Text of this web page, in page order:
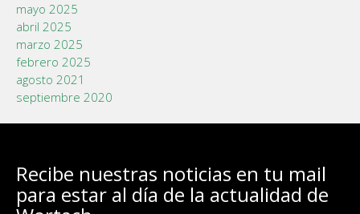
mayo 2025
abril 2025
marzo 2025
febrero 2025
agosto 2021
septiembre 2020
Recibe nuestras noticias en tu mail
para estar al día de la actualidad de